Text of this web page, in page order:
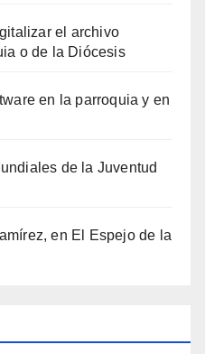
el archivo
o de la Diócesis
en la parroquia y en
de la Juventud
en El Espejo de la